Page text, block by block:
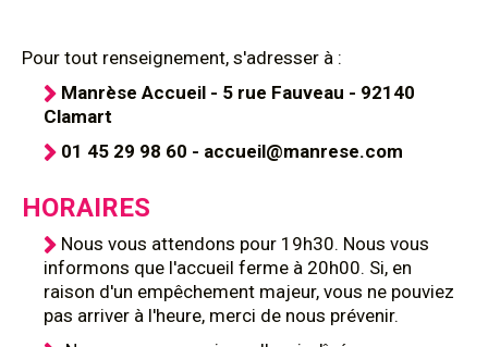
Pour tout renseignement, s'adresser à :
Manrèse Accueil - 5 rue Fauveau - 92140
Clamart
01 45 29 98 60 - accueil@manrese.com
HORAIRES
Nous vous attendons pour 19h30. Nous vous
informons que l'accueil ferme à 20h00. Si, en
raison d'un empêchement majeur, vous ne pouviez
pas arriver à l'heure, merci de nous prévenir.